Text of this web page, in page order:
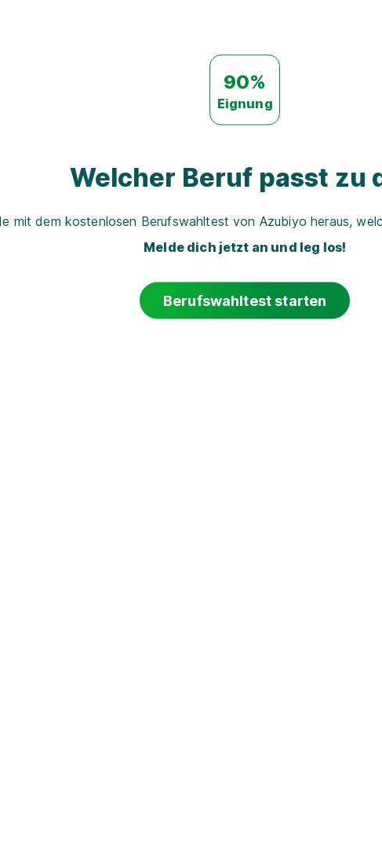
90%
Eignung
Welcher Beruf passt zu
mit dem kostenlosen Berufswahltest von Azubiyo heraus,
Melde dich jetzt an und leg los!
Berufswahltest starten